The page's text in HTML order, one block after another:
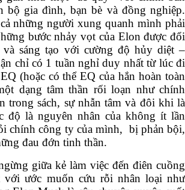
như một “ác quỷ” với chính bản
bộ gia đình, bạn bè và đồng nghiệp.
cả những người xung quanh mình
ta. Những bước nhảy vọt của Elon
làm việc và sáng tạo với cường độ
thú nhận chỉ có 1 tuần nghỉ duy
thiếu hụt EQ (hoặc có thể EQ của
chúng ta), một dạng tâm thần rối
vật thú nhận trong sách, sự nhẫn
lùng đến cực độ là nguyên nhân
bị sa thải khỏi chính công ty của
thất bại và chịu những đau đớn tinh